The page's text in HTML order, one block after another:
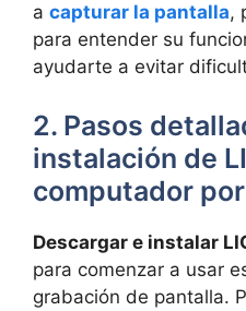
a capturar la pantalla,
para entender su
ayudarte a evitar
2. Pasos
instalación de
computador
Descargar e instalar
para comenzar a usar
grabación de pantalla.